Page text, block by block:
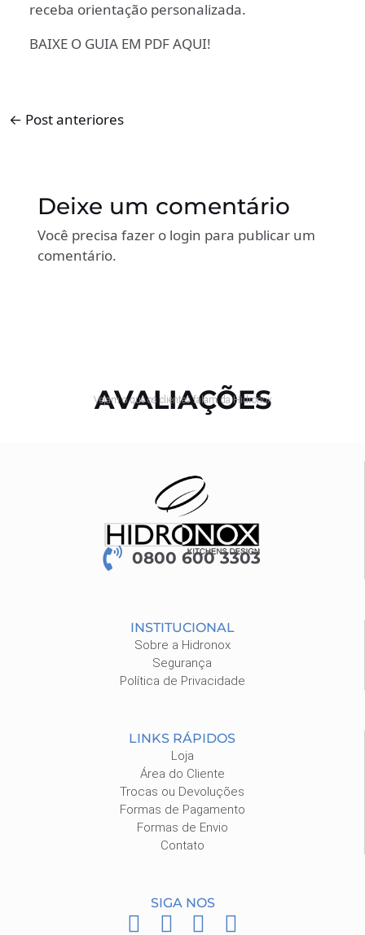
receba orientação personalizada.
BAIXE O GUIA EM PDF AQUI!
← Post anteriores
Deixe um comentário
Você precisa fazer o login para publicar um
comentário.
AVALIAÇÕES
Vejam o que os clientes falam da Hidronox
0800 600 3303
INSTITUCIONAL
Sobre a Hidronox
Segurança
Política de Privacidade
LINKS RÁPIDOS
Loja
Área do Cliente
Trocas ou Devoluções
Formas de Pagamento
Formas de Envio
Contato
SIGA NOS
F I P W